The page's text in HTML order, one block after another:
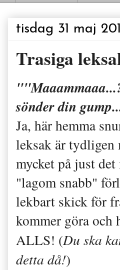
tisdag 31 maj
Trasiga
sönder din
Ja, här hemma
leksak är tydligen
mycket på just
"lagom snabb"
lekbart skick för
kommer göra och
ALLS! (Du ska
detta då!)